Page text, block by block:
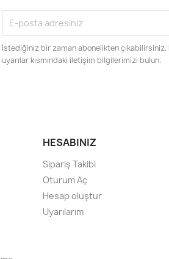
İstediğiniz bir zaman abonelikten
uyarılar kısmındaki iletişim bilgilerimizi bulun.
HESABINIZ
Sipariş Takibi
Oturum Aç
Hesap oluştur
Uyarılarım